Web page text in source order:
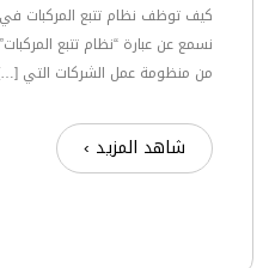
كيف توظف نظام تتبع المركبات
نسمع عن عبارة “نظام تتبع
من منظومة عمل الشركات التي
شاهد المزيد ›